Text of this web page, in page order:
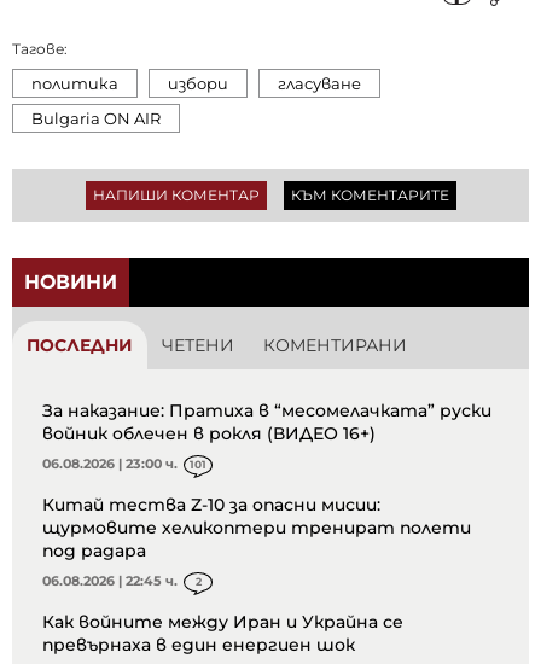
Тагове:
политика избори
гласуване
Bulgaria ON AIR
НАПИШИ КОМЕНТАР КЪМ КОМЕНТАРИТЕ
НОВИНИ
ПОСЛЕДНИ ЧЕТЕНИ КОМЕНТИРАНИ
За наказание: Пратиха в “месомелачката” руски
войник облечен в рокля (ВИДЕО 16+)
06.08.2026 | 23:00 ч. 101
Китай тества Z-10 за опасни мисии:
щурмовите хеликоптери тренират полети
под радара
06.08.2026 | 22:45 ч. 2
Как войните между Иран и Украйна се
превърнаха в един енергиен шок